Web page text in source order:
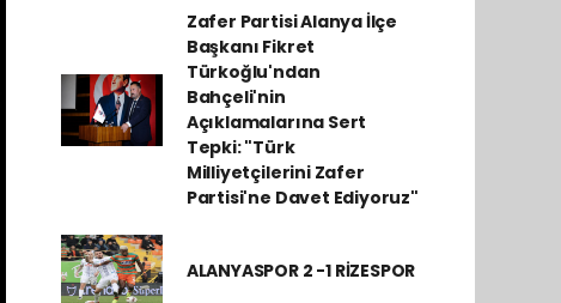
Zafer Partisi Alanya İlçe
Başkanı Fikret
Türkoğlu'ndan
Bahçeli'nin
Açıklamalarına Sert
Tepki: "Türk
Milliyetçilerini Zafer
Partisi'ne Davet Ediyoruz"
ALANYASPOR 2 -1 RİZESPOR